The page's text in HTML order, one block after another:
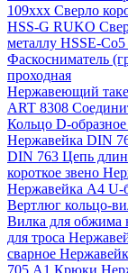
109ххх Сверло
HSS-G RUKO
металлу HSSE-
Фаскосниматель
проходная
Нержавеющий
ART 8308
Кольцо D-
Нержавейка DIN
DIN 763 Цепь
короткое звено
Нержавейка А4 U-
Вертлюг кольцо-
Вилка для обжима
для троса
сварное
705 А1 Крюки